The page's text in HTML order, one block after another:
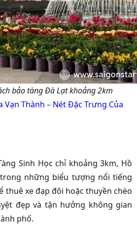
bảo tàng Đà Lạt khoảng 2km
Vạn Thành – Nét Đặc Trưng Của
Sinh Học chỉ khoảng 3km, Hồ
những biểu tượng nổi tiếng
thuê xe đạp đôi hoặc thuyền chèo
đẹp và tận hưởng không gian
phố.